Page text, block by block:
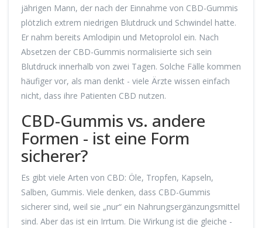
jährigen Mann, der nach der Einnahme von CBD-Gummis
plötzlich extrem niedrigen Blutdruck und Schwindel hatte.
Er nahm bereits Amlodipin und Metoprolol ein. Nach
Absetzen der CBD-Gummis normalisierte sich sein
Blutdruck innerhalb von zwei Tagen. Solche Fälle kommen
häufiger vor, als man denkt - viele Ärzte wissen einfach
nicht, dass ihre Patienten CBD nutzen.
CBD-Gummis vs. andere
Formen - ist eine Form
sicherer?
Es gibt viele Arten von CBD: Öle, Tropfen, Kapseln,
Salben, Gummis. Viele denken, dass CBD-Gummis
sicherer sind, weil sie „nur“ ein Nahrungsergänzungsmittel
sind. Aber das ist ein Irrtum. Die Wirkung ist die gleiche -